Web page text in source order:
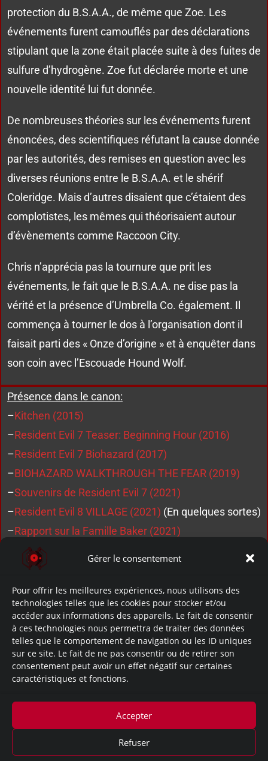
Gérer le consentement
Pour offrir les meilleures expériences, nous utilisons des
technologies telles que les cookies pour stocker et/ou
accéder aux informations des appareils. Le fait de consentir
à ces technologies nous permettra de traiter des données
telles que le comportement de navigation ou les ID uniques
sur ce site. Le fait de ne pas consentir ou de retirer son
consentement peut avoir un effet négatif sur certaines
caractéristiques et fonctions.
Accepter
Refuser
protection du B.S.A.A., de même que Zoe. Les
événements furent camouflés par des déclarations
stipulant que la zone était placée suite à des fuites de
sulfure d’hydrogène. Zoe fut déclarée morte et une
nouvelle identité lui fut donnée.
De nombreuses théories sur les événements furent
énoncées, des scientifiques réfutant la cause donnée
par les autorités, des remises en question avec les
diverses réunions entre le B.S.A.A. et le shérif
Coleridge. Mais d’autres disaient que c’étaient des
complotistes, les mêmes qui théorisaient autour
d’évènements comme Raccoon City.
Chris n’apprécia pas la tournure que prit les
événements, le fait que le B.S.A.A. ne dise pas la
vérité et la présence d’Umbrella Co. également. Il
commença à tourner le dos à l’organisation dont il
faisait parti des « Onze d’origine » et à enquêter dans
son coin avec l’Escouade Hound Wolf.
Présence dans le canon:
–Kitchen (2015)
–Resident Evil 7 Teaser: Beginning Hour (2016)
–Resident Evil 7 Biohazard (2017)
–BIOHAZARD WALKTHROUGH THE FEAR (2019)
–Souvenirs de Resident Evil 7 (2021)
–Resident Evil 8 VILLAGE (2021) (En quelques sortes)
–Rapport sur la Famille Baker (2021)
Incident de Dulvey